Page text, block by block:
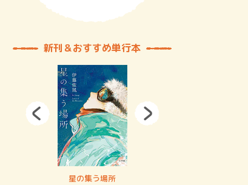
新刊＆おすすめ単行本
星の集う場所